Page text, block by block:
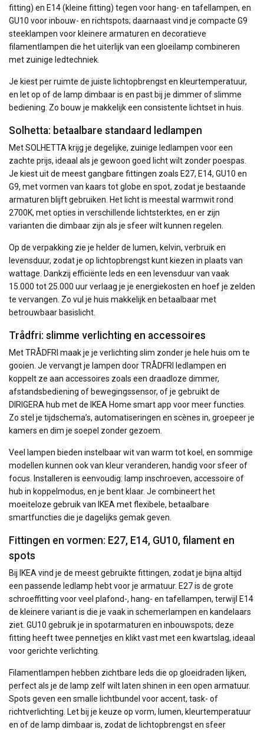
fitting) en E14 (kleine fitting) tegen voor hang- en tafellampen, en
GU10 voor inbouw- en richtspots; daarnaast vind je compacte G9
steeklampen voor kleinere armaturen en decoratieve
filamentlampen die het uiterlijk van een gloeilamp combineren
met zuinige ledtechniek.
Je kiest per ruimte de juiste lichtopbrengst en kleurtemperatuur,
en let op of de lamp dimbaar is en past bij je dimmer of slimme
bediening. Zo bouw je makkelijk een consistente lichtset in huis.
Solhetta: betaalbare standaard ledlampen
Met SOLHETTA krijg je degelijke, zuinige ledlampen voor een
zachte prijs, ideaal als je gewoon goed licht wilt zonder poespas.
Je kiest uit de meest gangbare fittingen zoals E27, E14, GU10 en
G9, met vormen van kaars tot globe en spot, zodat je bestaande
armaturen blijft gebruiken. Het licht is meestal warmwit rond
2700K, met opties in verschillende lichtsterktes, en er zijn
varianten die dimbaar zijn als je sfeer wilt kunnen regelen.
Op de verpakking zie je helder de lumen, kelvin, verbruik en
levensduur, zodat je op lichtopbrengst kunt kiezen in plaats van
wattage. Dankzij efficiënte leds en een levensduur van vaak
15.000 tot 25.000 uur verlaag je je energiekosten en hoef je zelden
te vervangen. Zo vul je huis makkelijk en betaalbaar met
betrouwbaar basislicht.
Trådfri: slimme verlichting en accessoires
Met TRÅDFRI maak je je verlichting slim zonder je hele huis om te
gooien. Je vervangt je lampen door TRÅDFRI ledlampen en
koppelt ze aan accessoires zoals een draadloze dimmer,
afstandsbediening of bewegingssensor, of je gebruikt de
DIRIGERA hub met de IKEA Home smart app voor meer functies.
Zo stel je tijdschema’s, automatiseringen en scènes in, groepeer je
kamers en dim je soepel zonder gezoem.
Veel lampen bieden instelbaar wit van warm tot koel, en sommige
modellen kunnen ook van kleur veranderen, handig voor sfeer of
focus. Installeren is eenvoudig: lamp inschroeven, accessoire of
hub in koppelmodus, en je bent klaar. Je combineert het
moeiteloze gebruik van IKEA met flexibele, betaalbare
smartfuncties die je dagelijks gemak geven.
Fittingen en vormen: E27, E14, GU10, filament en
spots
Bij IKEA vind je de meest gebruikte fittingen, zodat je bijna altijd
een passende ledlamp hebt voor je armatuur. E27 is de grote
schroeffitting voor veel plafond-, hang- en tafellampen, terwijl E14
de kleinere variant is die je vaak in schemerlampen en kandelaars
ziet. GU10 gebruik je in spotarmaturen en inbouwspots; deze
fitting heeft twee pennetjes en klikt vast met een kwartslag, ideaal
voor gerichte verlichting.
Filamentlampen hebben zichtbare leds die op gloeidraden lijken,
perfect als je de lamp zelf wilt laten shinen in een open armatuur.
Spots geven een smalle lichtbundel voor accent, task- of
richtverlichting. Let bij je keuze op vorm, lumen, kleurtemperatuur
en of de lamp dimbaar is, zodat de lichtopbrengst en sfeer